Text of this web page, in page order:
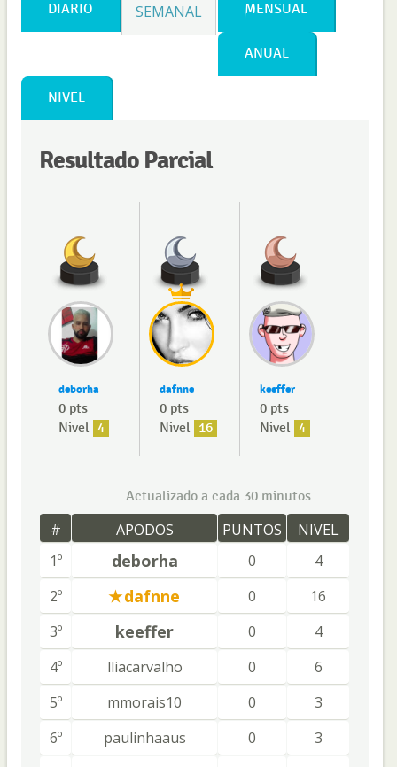
DIARIO SEMANAL MENSUAL
ANUAL
NIVEL
Resultado Parcial
deborha
0 pts
Nivel 4
dafnne
0 pts
Nivel 16
keeffer
0 pts
Nivel 4
Actualizado a cada 30 minutos
# APODOS PUNTOS
NIVEL
1º
deborha 0
4
2º
dafnne 0
16
3º
keeffer 0
4
4º
lliacarvalho 0
6
5º
mmorais10 0
3
6º
paulinhaaus 0
3